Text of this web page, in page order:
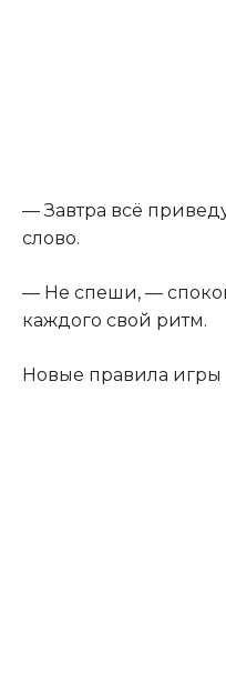
— Завтра всё
слово.
— Не спеши, —
каждого свой ритм.
Новые правила игры